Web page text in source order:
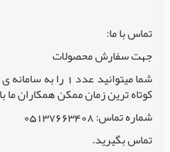
تماس با ما:
جهت سفارش محصولات
کوتاه ترین زمان ممکن همکاران ما
شماره تماس: 05137663408
تماس بگیرید.